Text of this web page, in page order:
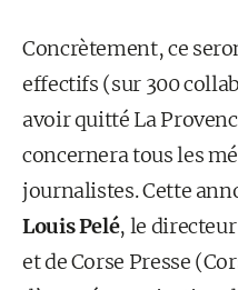
Concrètement, ce
effectifs (sur 300
avoir quitté La
concernera tous les
journalistes. Cette
Louis Pelé, le
et de Corse Presse